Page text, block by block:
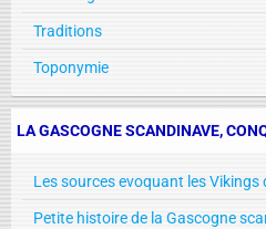
Traditions
Toponymie
LA GASCOGNE SCANDINAVE,
Les sources evoquant les Vikings
Petite histoire de la Gascogne